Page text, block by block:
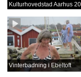
Kulturhovedstad Aarhus
Vinterbadning i Ebeltoft